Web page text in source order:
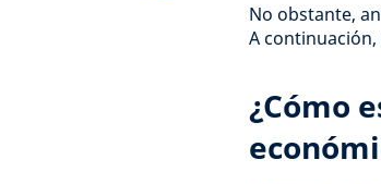
No obstante,
A
¿Cómo